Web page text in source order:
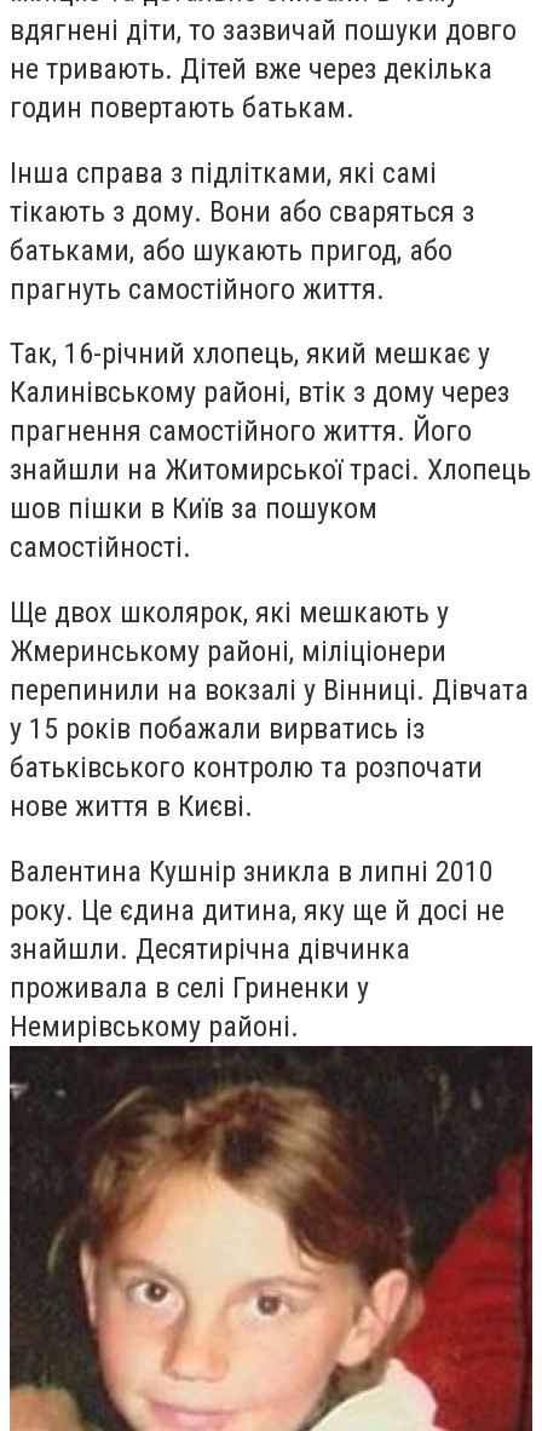
вдягнені діти, то зазвичай пошуки довго
не тривають. Дітей вже через декілька
годин повертають батькам.
Інша справа з підлітками, які самі
тікають з дому. Вони або сваряться з
батьками, або шукають пригод, або
прагнуть самостійного життя.
Так, 16-річний хлопець, який мешкає у
Калинівському районі, втік з дому через
прагнення самостійного життя. Його
знайшли на Житомирської трасі. Хлопець
шов пішки в Київ за пошуком
самостійності.
Ще двох школярок, які мешкають у
Жмеринському районі, міліціонери
перепинили на вокзалі у Вінниці. Дівчата
у 15 років побажали вирватись із
батьківського контролю та розпочати
нове життя в Києві.
Валентина Кушнір зникла в липні 2010
року. Це єдина дитина, яку ще й досі не
знайшли. Десятирічна дівчинка
проживала в селі Гриненки у
Немирівському районі.